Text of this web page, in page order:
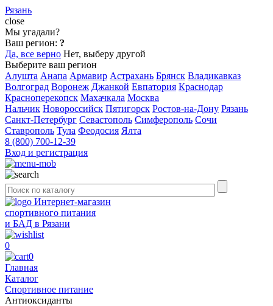
Рязань
close
Мы угадали?
Ваш регион: ?
Да, все верно Нет, выберу другой
Выберите ваш регион
Алушта Анапа Армавир Астрахань Брянск Владикавказ
Волгоград Воронеж Джанкой Евпатория Краснодар
Красноперекопск Махачкала Москва
Нальчик Новороссийск Пятигорск Ростов-на-Дону Рязань
Санкт-Петербург Севастополь Симферополь Сочи
Ставрополь Тула Феодосия Ялта
8 (800) 700-12-39
Вход и регистрация
Интернет-магазин
спортивного питания
и БАД в Рязани
0
0
Главная
Каталог
Спортивное питание
Антиоксиданты